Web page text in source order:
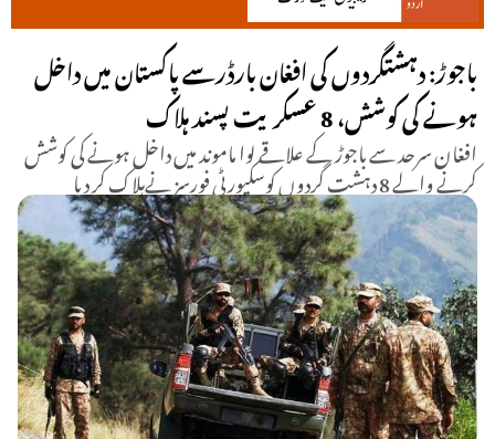
باجوڑ: دہشتگردوں کی افغان بارڈرسے پاکستان میں داخل
ہونے کی کوشش، 8 عسکریت پسند ہلاک
افغان سرحد سے باجوڑ کے علاقے لوا ماموند میں داخل ہونے کی کوشش
کرنے والے 8 دہشت گردوں کوسکیورٹی فورسز نےہلاک کر دیا